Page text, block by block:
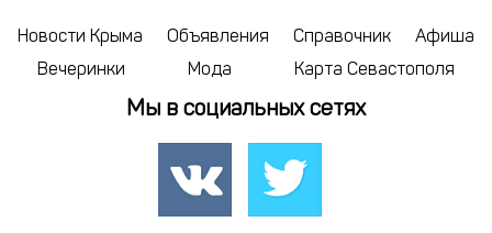
Новости Крыма Объявления Справочник
Афиша
Вечеринки
Мода Карта Севастополя
Мы в социальных сетях